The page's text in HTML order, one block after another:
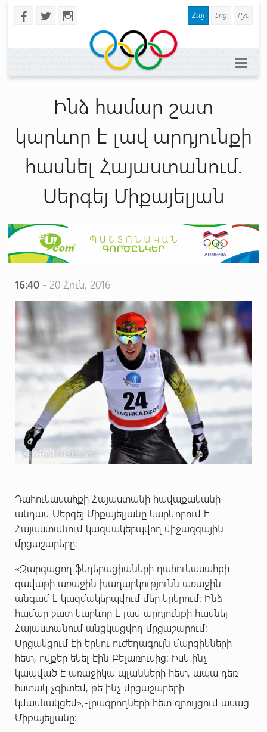
b a x Հայ Eng Рус
Ինձ համար շատ
կարևոր է լավ արդյունքի
հասնել Հայաստանում.
Սերգեյ Միքայելյան
16:40- 20 Հուն, 2016
Դահուկասահքի Հայաստանի հավաքականի
անդամ Սերգեյ Միքայելյանը կարևորում է
Հայաստանում կազմակերպվող միջազգային
մրցաշարերը:
«Զարգացող ֆեդերացիաների դահուկասահքի
գավաթի առաջին խաղարկությունն առաջին
անգամ է կազմակերպվում մեր երկրում: Ինձ
համար շատ կարևոր է լավ արդյունքի հասնել
Հայաստանում անցկացվող մրցաշարում:
Մրցակցում էի երկու ուժեղագույն մարզիկների
հետ, ովքեր եկել էին Բելառուսից: Իսկ ինչ
կապված է առաջիկա պլանների հետ, ապա դեռ
հստակ չգիտեմ, թե ինչ մրցաշարերի
կմասնակցեմ»,-լրագրողների հետ զրույցում ասաց
Միքայելյանը: